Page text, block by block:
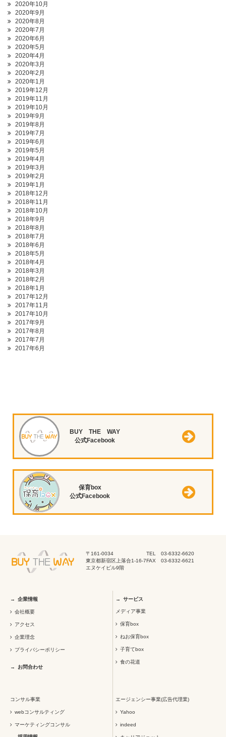
2020年10月
2020年9月
2020年8月
2020年7月
2020年6月
2020年5月
2020年4月
2020年3月
2020年2月
2020年1月
2019年12月
2019年11月
2019年10月
2019年9月
2019年8月
2019年7月
2019年6月
2019年5月
2019年4月
2019年3月
2019年2月
2019年1月
2018年12月
2018年11月
2018年10月
2018年9月
2018年8月
2018年7月
2018年6月
2018年5月
2018年4月
2018年3月
2018年2月
2018年1月
2017年12月
2017年11月
2017年10月
2017年9月
2017年8月
2017年7月
2017年6月
BUY THE WAY
公式Facebook
保育box
公式Facebook
〒161-0034
東京都新宿区上落合1-16-7
エヌケイビル9階
TEL 03-6332-6620
FAX 03-6332-6621
企業情報
会社概要
アクセス
企業理念
プライバシーポリシー
お問合わせ
サービス
メディア事業
保育box
ねお保育box
子育てbox
食の花道
コンサル事業
webコンサルティング
マーケティングコンサル
エージェンシー事業(広告代理業)
Yahoo
indeed